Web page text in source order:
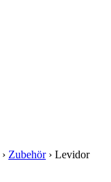
› Zubehör› Levidor